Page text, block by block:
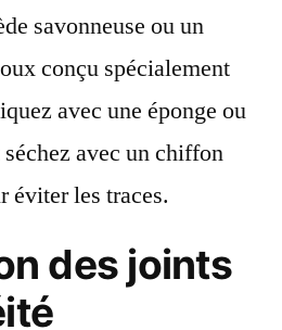
savonneuse ou un
conçu spécialement
avec une éponge ou
avec un chiffon
éviter les traces.
des joints